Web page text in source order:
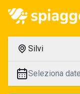
Silvi
Seleziona date